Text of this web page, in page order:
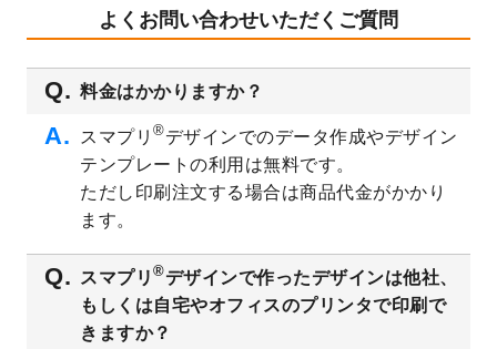
オリジナルサイズ、変型サイズで作成でき
るようになりました！
2023/8/18
チケットのデザインテンプレートを追加し
ました。
2023/8/7
【新商品】チケット
が作成できるようにな
りました！
美容・エステのチラシデザインテンプレー
トを追加しました。
いたしました。
2023/6/12
うちわのデザインテンプレート
を公開いた
しました。
よくお問い合わせいただくご質問
料金はかかりますか？
スマプリ ®デザインでのデータ作成やデザイン
テンプレートの利用は無料です。
ただし印刷注文する場合は商品代金がかかり
ます。
スマプリ ®デザインで作ったデザインは他社、
もしくは自宅やオフィスのプリンタで印刷で
きますか？